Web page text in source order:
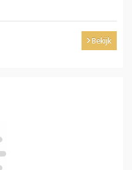
Bekijk